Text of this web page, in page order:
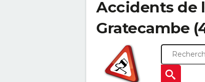
Accidents de
Gratecambe